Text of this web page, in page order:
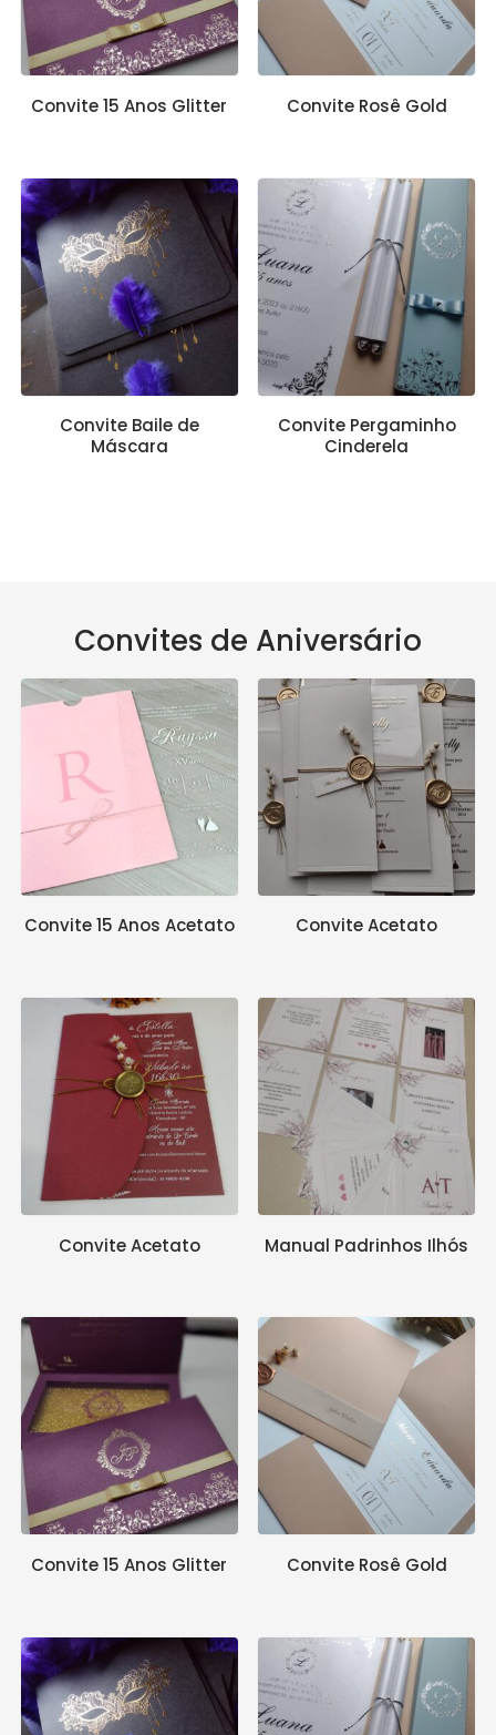
Convite 15 Anos Glitter Convite Rosê Gold
Convite Baile de
Máscara
Convite Pergaminho
Cinderela
Convites de Aniversário
Convite 15 Anos Acetato Convite Acetato
Convite Acetato Manual Padrinhos Ilhós
Convite 15 Anos Glitter Convite Rosê Gold